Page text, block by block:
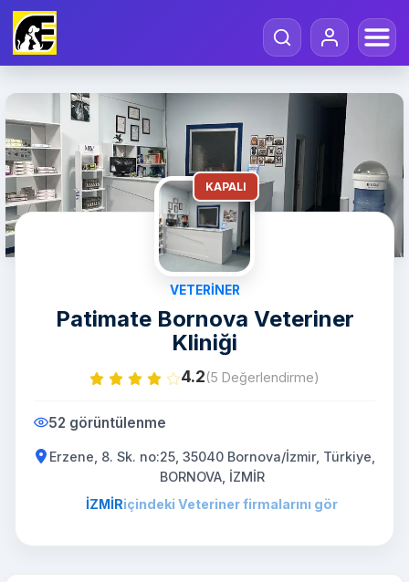
KAPALI
VETERINER
Patimate Bornova Veteriner
Kliniği
4.2(5 Değerlendirme)
52 görüntülenme
Erzene, 8. Sk. no:25, 35040 Bornova/İzmir, Türkiye,
BORNOVA, İZMİR
İZMİRiçindeki Veteriner firmalarını gör